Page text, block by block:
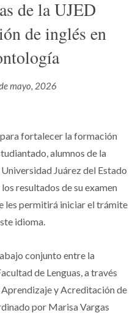
de la UJED
de inglés en
mayo, 2026
fortalecer la formación
alumnos de la
Juárez del Estado
resultados de su examen
les permitirá iniciar el trámite
idioma.
conjunto entre la
de Lenguas, a través
y Acreditación de
por Marisa Vargas